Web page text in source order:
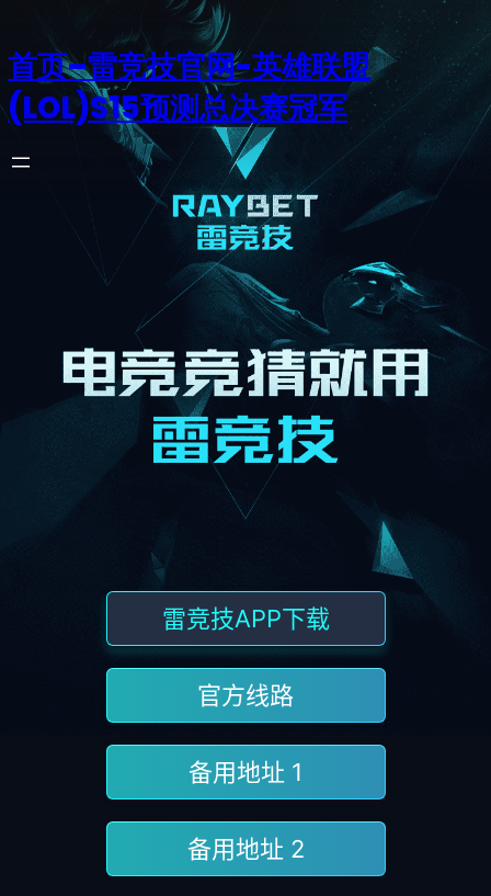
首页–雷竞技官网-英雄联盟
(LOL)S15预测总决赛冠军